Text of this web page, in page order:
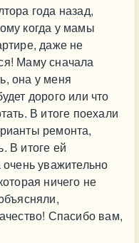
года назад,
когда у мамы
даже не
Маму сначала
она у меня
дорого или что
В итоге поехали
ремонта,
В итоге ей
уважительно
ничего не
Спасибо вам,